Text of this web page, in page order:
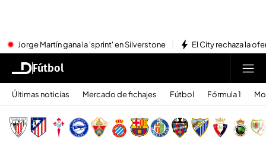
Jorge Martín gana la 'sprint' en Silverstone El City rechaza la
Fútbol
Últimas noticias Mercado de fichajes Fútbol Fórmula 1